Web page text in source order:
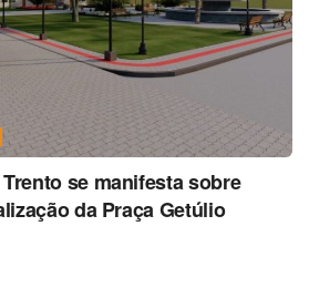
se manifesta sobre
da Praça Getúlio